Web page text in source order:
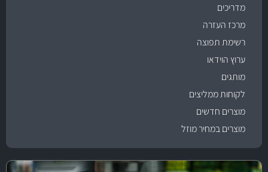
מדריכים
מרכז העזרה
רשימת תפוצה
ערוץ הוידאו
מותגים
לקוחות ממליצים
מוצרים חדשים
מוצרים במחיר מוזל